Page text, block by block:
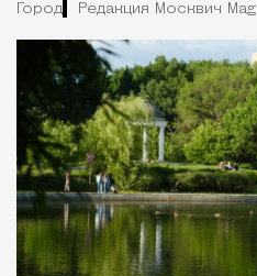
Город Редакция Москвич Mag